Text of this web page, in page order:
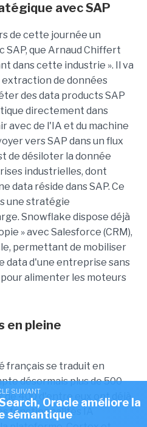
avec SAP
de cette journée un
que Arnaud Chiffert
dans cette industrie ». Il va
extraction de données
des data products SAP
directement dans
avec de l'IA et du machine
vers SAP dans un flux
de désiloter la donnée
industrielles, dont
data réside dans SAP. Ce
une stratégie
Snowflake dispose déjà
» avec Salesforce (CRM),
permettant de mobiliser
data d'une entreprise sans
alimenter les moteurs
en pleine
français se traduit en
désormais plus de 500
de 400 d'entre eux ont déjà
fonctionnalités IA
SUIVANT
Oracle améliore la
sémantique